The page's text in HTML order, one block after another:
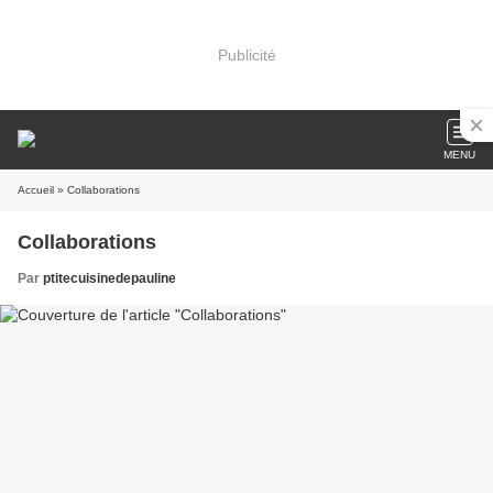
Publicité
MENU
Accueil » Collaborations
Collaborations
Par ptitecuisinedepauline